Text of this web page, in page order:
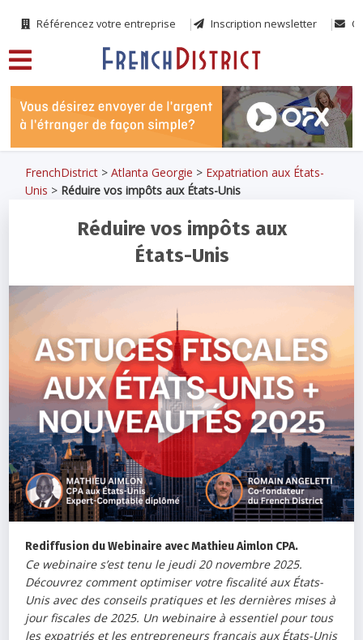
Référencez votre entreprise Inscription newsletter
FrenchDistrict >Atlanta Georgie > Expatriation aux États-
Unis > Réduire vos impôts aux États-Unis
Réduire vos impôts aux
États-Unis
Rediffusion du Webinaire avec Mathieu Aimlon CPA.
Ce webinaire s’est tenu le jeudi 20 novembre 2025.
Découvrez comment optimiser votre fiscalité aux États-
Unis avec des conseils pratiques et les dernières mises à
jour fiscales de 2025. Un webinaire à essentiel pour tous
les expatriés et les entrepreneurs français aux États-Unis